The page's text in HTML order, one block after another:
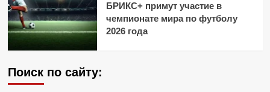
БРИКС+ примут участие в
чемпионате мира по футболу
2026 года
Поиск по сайту: